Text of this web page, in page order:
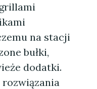
na stacji
bułki,
dodatki.
rozwiązania